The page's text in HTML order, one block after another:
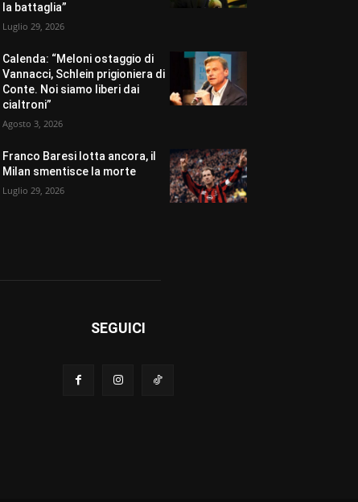
la battaglia”
Luglio 29, 2026
Calenda: “Meloni ostaggio di
Vannacci, Schlein prigioniera di
Conte. Noi siamo liberi dai
cialtroni”
Agosto 3, 2026
Franco Baresi lotta ancora, il
Milan smentisce la morte
Luglio 29, 2026
SEGUICI